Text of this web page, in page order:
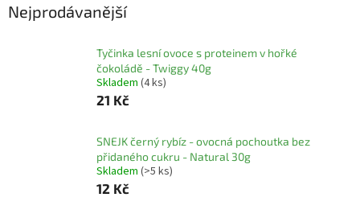
Nejprodávanější
Tyčinka lesní ovoce s proteinem v hořké
čokoládě - Twiggy 40g
Skladem (4 ks)
21 Kč
SNEJK černý rybíz - ovocná pochoutka bez
přidaného cukru - Natural 30g
Skladem (>5 ks)
12 Kč